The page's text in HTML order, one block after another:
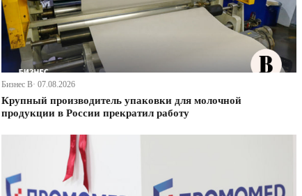
Бизнес В· 07.08.2026
Крупный производитель упаковки для молочной
продукции в России прекратил работу